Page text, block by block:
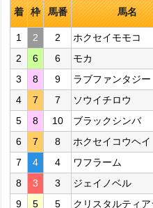
着 枠 馬番 馬名
1 2 2 ホクセイモモコ
2
6 6 モカ
3
8 9 ラブファンタジー
4
7 7 ソウイチロウ
5
8 10 ブラックシンバ
6
7 8 ホクセイコウヘイ
7
4 4 ワフラーム
8
3 3 ジェイノベル
9
5 5 クリスタルティア